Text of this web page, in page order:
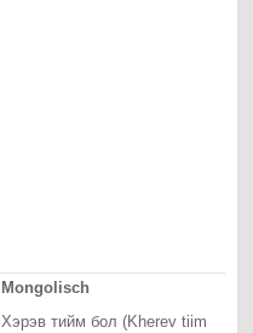
Mongolisch
Хэрэв тийм бол (Kherev tiim